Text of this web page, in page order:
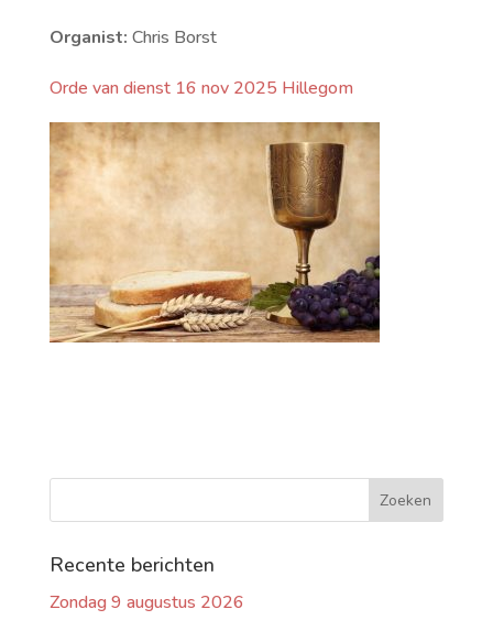
Organist: Chris Borst
Orde van dienst 16 nov 2025 Hillegom
Recente berichten
Zondag 9 augustus 2026